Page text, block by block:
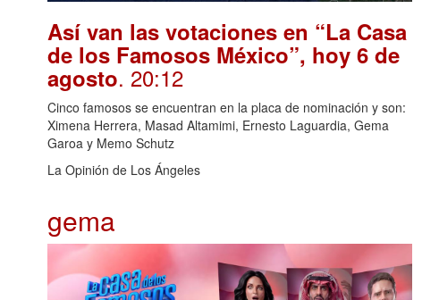
Así van las votaciones en “La Casa
de los Famosos México”, hoy 6 de
agosto. 20:12
Cinco famosos se encuentran en la placa de nominación y son:
Ximena Herrera, Masad Altamimi, Ernesto Laguardia, Gema
Garoa y Memo Schutz
La Opinión de Los Ángeles
gema